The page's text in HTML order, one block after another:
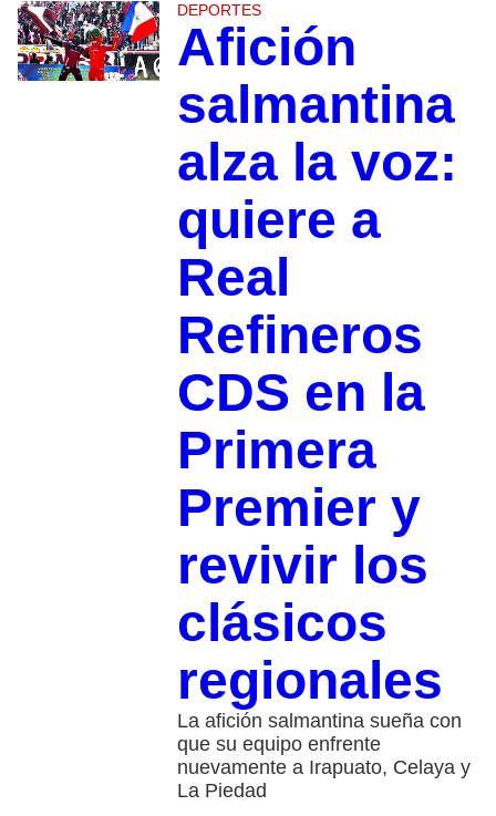
DEPORTES
Afición
salmantina
alza la voz:
quiere a
Real
Refineros
CDS en la
Primera
Premier y
revivir los
clásicos
regionales
La afición salmantina sueña con
que su equipo enfrente
nuevamente a Irapuato, Celaya y
La Piedad